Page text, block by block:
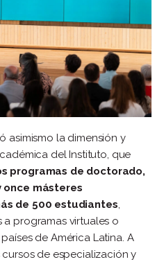
asimismo la dimensión y
del Instituto, que
programas de doctorado,
másteres
de 500 estudiantes,
programas virtuales o
de América Latina. A
de especialización y